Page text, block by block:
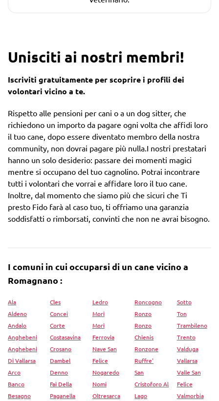
Unisciti ai nostri membri!
Iscriviti gratuitamente per scoprire i profili dei
volontari vicino a te.
Rispetto alle pensioni per cani o a un dog sitter, che
richiedono un importo da pagare ogni volta che affidi loro
il tuo cane, dopo essere diventato membro della nostra
community, non dovrai pagare più nulla.I nostri prestatari
hanno un solo desiderio: passare dei momenti magici
mentre si occupano del tuo cagnolino. Potrai incontrare
tutti i volontari che vorrai e affidare loro il tuo cane.
Inoltre, dal momento che siamo più che sicuri che Ti
presto Fido farà al caso tuo, ti offriamo una garanzia
soddisfatti o rimborsati, convinti che non ne avrai bisogno.
I comuni in cui occuparsi di un cane vicino a
Romagnano :
Ala
Aldeno
Andalo
Anghebeni
Anghebeni
Di Vallarsa
Arco
Banco
Besagno
Cles
Concei
Corte
Costasavina
Crosano
Dambel
Denno
Fai Della
Paganella
Ledro
Mori
Mori
Ferrovia
Nave San
Felice
Nogaredo
Nomi
Oltresarca
Roncogno
Ronzo
Ronzo
Chienis
Ronzone
Ruffre'
San
Cristoforo Al
Lago
Sotto
Ton
Trambileno
Trento
Valduga
Vallarsa
Valle San
Felice
Valmorbia